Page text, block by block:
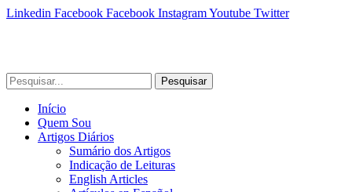
Linkedin Facebook Facebook InstagramYoutube Twitter
Pesquisar
Início
Quem Sou
Artigos Diários
Sumário dos Artigos
Indicação de Leituras
English Articles